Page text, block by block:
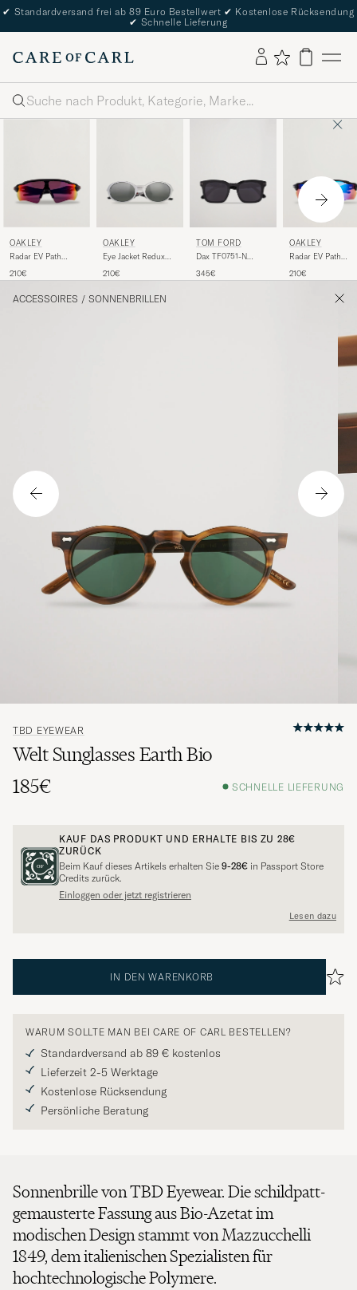
✔ Standardversand frei ab 89 Euro Bestellwert ✔ Kostenlose Rücksendung
✔ Schnelle Lieferung
Suche
OAKLEY
Radar EV Path
Black
210€
OAKLEY
Eye Jacket Redux
210€
TOM FORD
Dax TF0751-N
345€
OAKLEY
Radar EV Path
Polished Black/
210€
ACCESSOIRES / SONNENBRILLEN
TBD EYEWEAR
Welt Sunglasses Earth Bio
185€
SCHNELLE LIEFERUNG
KAUF DAS PRODUKT UND ERHALTE BIS ZU 28€
ZURÜCK
Beim Kauf dieses Artikels erhalten Sie 9-28€ in Passport Store
Credits zurück.
Einloggen oder jetzt registrieren
Lesen dazu
IN DEN WARENKORB
WARUM SOLLTE MAN BEI CARE OF CARL BESTELLEN?
Standardversand ab 89 € kostenlos
Lieferzeit 2-5 Werktage
Kostenlose Rücksendung
Persönliche Beratung
Sonnenbrille von TBD Eyewear. Die schildpatt-
gemausterte Fassung aus Bio-Azetat im
modischen Design stammt von Mazzucchelli
1849, dem italienischen Spezialisten für
hochtechnologische Polymere.